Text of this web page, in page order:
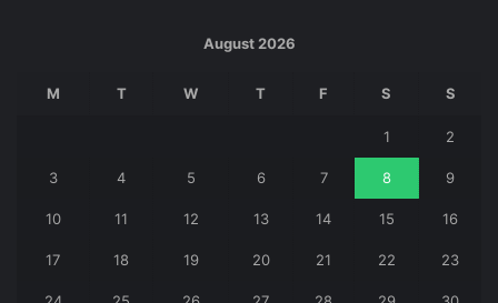
August 2026
M T W T F S S
1 2
3 4 5 6 7 8 9
10 11 12 13 14 15 16
17 18 19 20 21 22 23